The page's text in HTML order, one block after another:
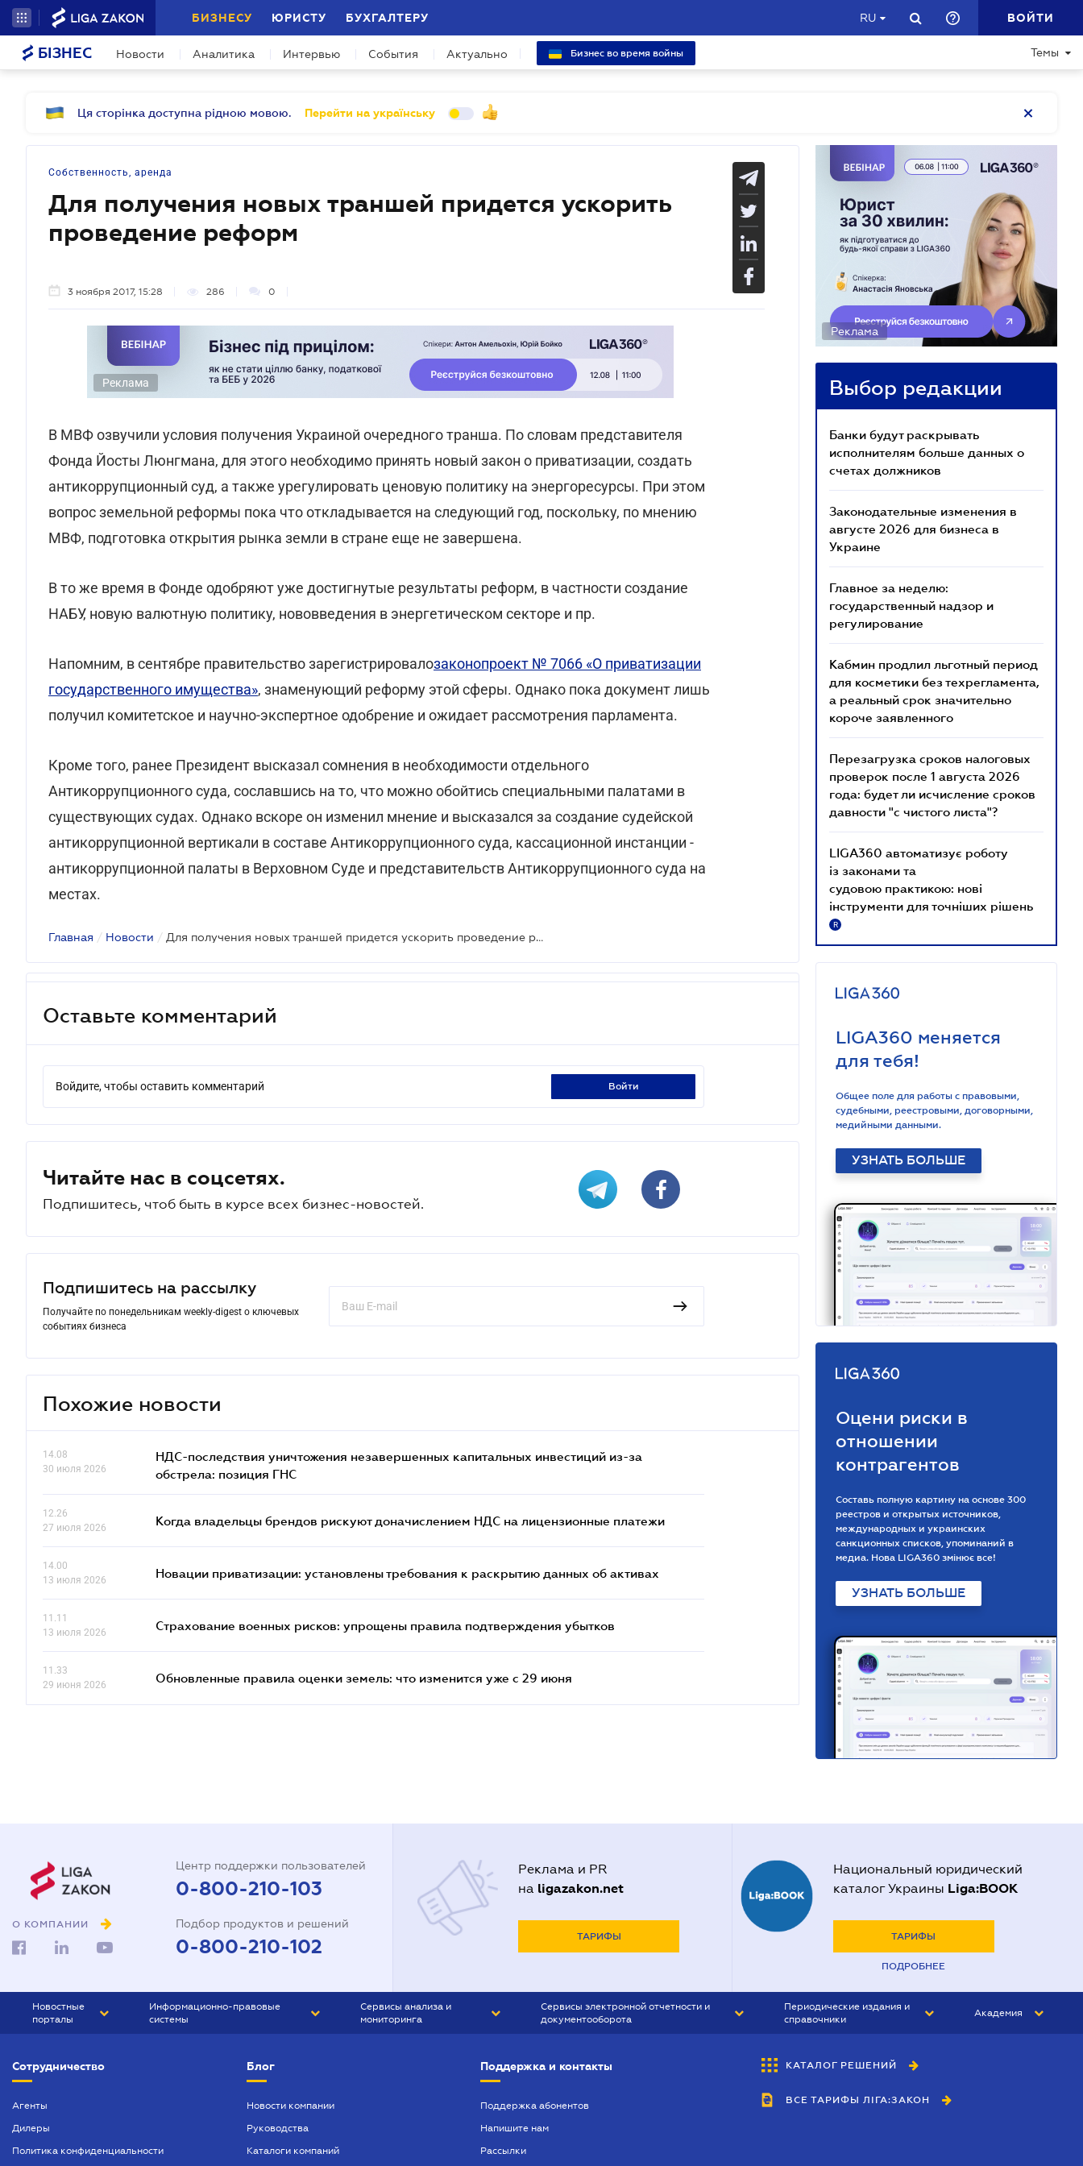
БИЗНЕСУ ЮРИСТУ БУХГАЛТЕРУ RU ВОЙТИ
БІЗНЕС Новости Аналитика Интервью События Актуально Бизнес во время войны Темы
Ця сторінка доступна рідною мовою. Перейти на українську
Собственность, аренда
Для получения новых траншей придется ускорить
проведение реформ
3 ноября 2017, 15:28 286 0
Реклама
В МВФ озвучили условия получения Украиной очередного транша. По словам представителя
Фонда Йосты Люнгмана, для этого необходимо принять новый закон о приватизации, создать
антикоррупционный суд, а также урегулировать ценовую политику на энергоресурсы. При этом
вопрос земельной реформы пока что откладывается на следующий год, поскольку, по мнению
МВФ, подготовка открытия рынка земли в стране еще не завершена.
В то же время в Фонде одобряют уже достигнутые результаты реформ, в частности создание
НАБУ, новую валютную политику, нововведения в энергетическом секторе и пр.
Напомним, в сентябре правительство зарегистрировалозаконопроект № 7066 «О приватизации
государственного имущества», знаменующий реформу этой сферы. Однако пока документ лишь
получил комитетское и научно-экспертное одобрение и ожидает рассмотрения парламента.
Кроме того, ранее Президент высказал сомнения в необходимости отдельного
Антикоррупционного суда, сославшись на то, что можно обойтись специальными палатами в
существующих судах. Однако вскоре он изменил мнение и высказался за создание судейской
антикоррупционной вертикали в составе Антикоррупционного суда, кассационной инстанции -
антикоррупционной палаты в Верховном Суде и представительств Антикоррупционного суда на
местах.
Главная / Новости / Для получения новых траншей придется ускорить проведение реформ
Оставьте комментарий
Войдите, чтобы оставить комментарий войти
Читайте нас в соцсетях.
Подпишитесь, чтоб быть в курсе всех бизнес-новостей.
Подпишитесь на рассылку
Получайте по понедельникам weekly-digest о ключевых
событиях бизнеса
Похожие новости
14.08
30 июля 2026
НДС-последствия уничтожения незавершенных капитальных инвестиций из-за
обстрела: позиция ГНС
12.26
27 июля 2026
Когда владельцы брендов рискуют доначислением НДС на лицензионные платежи
14.00
13 июля 2026
Новации приватизации: установлены требования к раскрытию данных об активах
11.11
13 июля 2026
Страхование военных рисков: упрощены правила подтверждения убытков
11.33
29 июня 2026
Обновленные правила оценки земель: что изменится уже с 29 июня
Реклама
Выбор редакции
Банки будут раскрывать
исполнителям больше данных о
счетах должников
Законодательные изменения в
августе 2026 для бизнеса в
Украине
Главное за неделю:
государственный надзор и
регулирование
Кабмин продлил льготный период
для косметики без техрегламента,
а реальный срок значительно
короче заявленного
Перезагрузка сроков налоговых
проверок после 1 августа 2026
года: будет ли исчисление сроков
давности "с чистого листа"?
LIGA360 автоматизує роботу
із законами та
судовою практикою: нові
інструменти для точніших рішень
R
LIGA360 меняется
для тебя!
Общее поле для работы с правовыми,
судебными, реестровыми, договорными,
медийными данными.
УЗНАТЬ БОЛЬШЕ
Оцени риски в
отношении
контрагентов
Составь полную картину на основе 300
реестров и открытых источников,
международных и украинских
санкционных списков, упоминаний в
медиа. Нова LIGA360 змінює все!
УЗНАТЬ БОЛЬШЕ
О КОМПАНИИ
Центр поддержки пользователей
0-800-210-103
Подбор продуктов и решений
0-800-210-102
Реклама и PR
на ligazakon.net
ТАРИФЫ
Национальный юридический
каталог Украины Liga:BOOK
ТАРИФЫ
ПОДРОБНЕЕ
Новостные
порталы
БИЗНЕС
Информационно-правовые
системы
БУХГАЛТЕР ПРОФ
ЮРИСТ ПРОФ
Сервисы анализа и
мониторинга
Сервисы электронной отчетности и
документооборота
Периодические издания и
справочники
БУХГАЛТЕР&ЗАКОН
ВЕСТНИК МСФО
Академия
Сотрудничество
Агенты
Дилеры
Политика конфиденциальности
Блог
Новости компании
Руководства
Каталоги компаний
Поддержка и контакты
Поддержка абонентов
Напишите нам
Рассылки
КАТАЛОГ РЕШЕНИЙ
ВСЕ ТАРИФЫ ЛІГА:ЗАКОН